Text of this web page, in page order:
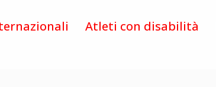
Atleti con disabilità